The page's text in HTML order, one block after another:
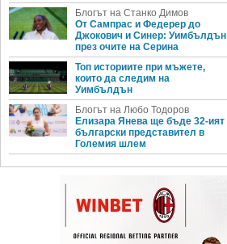
Блогът на Станко Димов
От Сампрас и Федерер до
Джокович и Синер: Уимбълдън
през очите на Серина
Топ историите при мъжете,
които да следим на
Уимбълдън
Блогът на Любо Тодоров
Елизара Янева ще бъде 32-ият
български представител в
Големия шлем